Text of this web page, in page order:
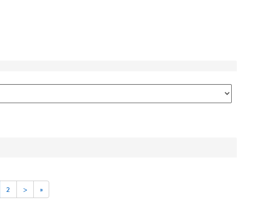
2 > »